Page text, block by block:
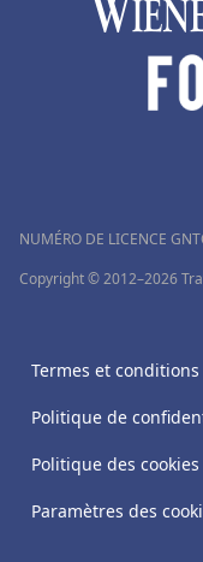
NUMÉRO DE LICENCE
Copyright © 2012–2026
Termes et conditions
Politique de
Politique des cookies
Paramètres des